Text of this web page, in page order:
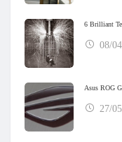
6 Brilliant
08/
Asus ROG
27/